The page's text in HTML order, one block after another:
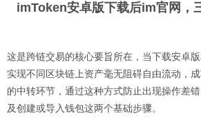
imToken安卓版下载后im官网，
这是跨链交易的核心要旨所在，当下载安卓
实现不同区块链上资产毫无阻碍自由流动，
的中转环节，通过这种方式防止出现操作差
及创建或导入钱包这两个基础步骤。